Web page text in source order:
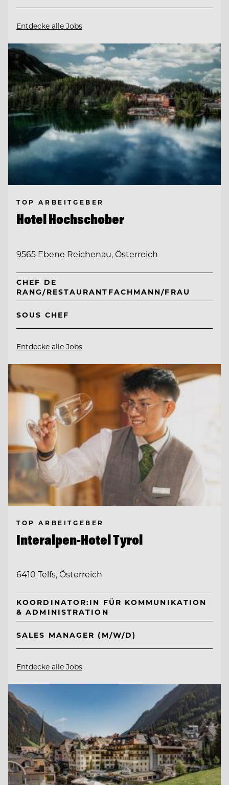
Entdecke alle Jobs
TOP ARBEITGEBER
Hotel Hochschober
9565 Ebene Reichenau, Österreich
CHEF DE
RANG/RESTAURANTFACHMANN/FRAU
SOUS CHEF
Entdecke alle Jobs
TOP ARBEITGEBER
Interalpen-Hotel Tyrol
6410 Telfs, Österreich
KOORDINATOR:IN FÜR KOMMUNIKATION
& ADMINISTRATION
SALES MANAGER (M/W/D)
Entdecke alle Jobs